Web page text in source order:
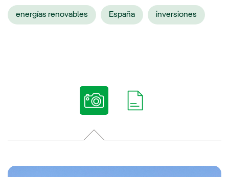
energías renovables España inversiones